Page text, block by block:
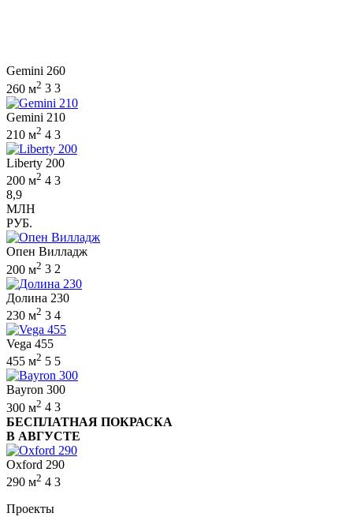
Gemini 260
260 м2 3 3
Gemini 210
210 м2 4 3
Liberty 200
200 м2 4 3
8,9
МЛН
РУБ.
Опен Вилладж
200 м2 3 2
Долина 230
230 м2 3 4
Vega 455
455 м2 5 5
Bayron 300
300 м2 4 3
БЕСПЛАТНАЯ ПОКРАСКА
В АВГУСТЕ
Oxford 290
290 м2 4 3
Проекты